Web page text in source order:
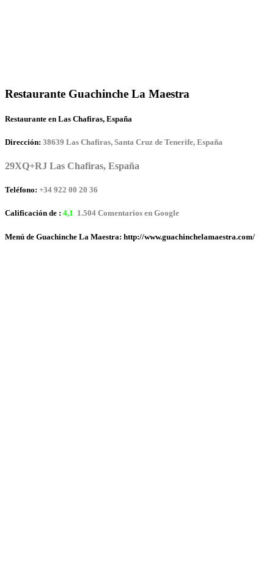
Restaurante Guachinche La Maestra
Restaurante en Las Chafiras, España
Dirección: 38639 Las Chafiras, Santa Cruz de Tenerife, España
29XQ+RJ Las Chafiras, España
Teléfono: +34 922 00 20 36
Calificación de : 4,1 1.504 Comentarios en Google
Menú de Guachinche La Maestra: http://www.guachinchelamaestra.com/